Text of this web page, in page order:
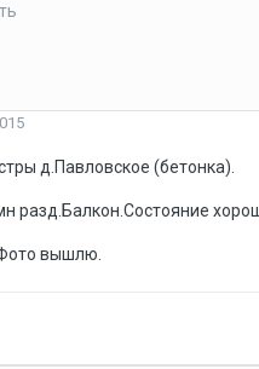
д.Павловское (бетонка).
разд.Балкон.Состояние
вышлю.